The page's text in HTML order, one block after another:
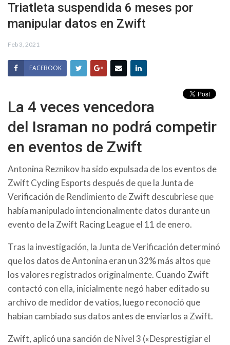
Triatleta suspendida 6 meses por
manipular datos en Zwift
Feb 3, 2021
FACEBOOK
La 4 veces vencedora
del Israman no podrá competir
en eventos de Zwift
Antonina Reznikov ha sido expulsada de los eventos de
Zwift Cycling Esports después de que la Junta de
Verificación de Rendimiento de Zwift descubriese que
había manipulado intencionalmente datos durante un
evento de la Zwift Racing League el 11 de enero.
Tras la investigación, la Junta de Verificación determinó
que los datos de Antonina eran un 32% más altos que
los valores registrados originalmente. Cuando Zwift
contactó con ella, inicialmente negó haber editado su
archivo de medidor de vatios, luego reconoció que
habían cambiado sus datos antes de enviarlos a Zwift.
Zwift, aplicó una sanción de Nivel 3 («Desprestigiar el